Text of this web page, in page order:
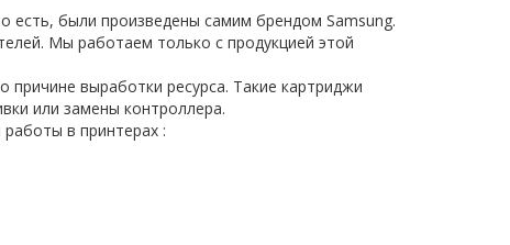
есть, были произведены самим брендом Samsung.
Мы работаем только с продукцией этой
выработки ресурса. Такие картриджи
или замены контроллера.
в принтерах :